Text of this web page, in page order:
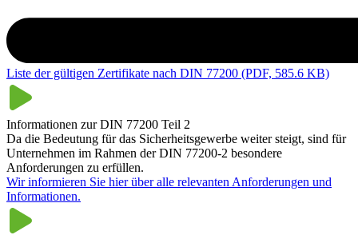
Liste der gültigen Zertifikate nach DIN 77200 (PDF, 585.6 KB)
Informationen zur DIN 77200 Teil 2
Da die Bedeutung für das Sicherheitsgewerbe weiter steigt, sind für
Unternehmen im Rahmen der DIN 77200-2 besondere
Anforderungen zu erfüllen.
Wir informieren Sie hier über alle relevanten Anforderungen und
Informationen.